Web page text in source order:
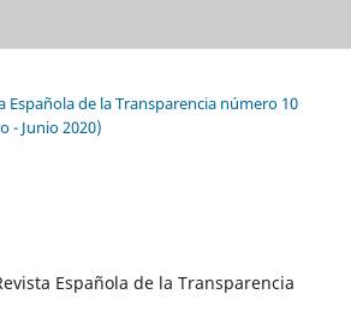
Española de la Transparencia número 10
- Junio 2020)
Española de la Transparencia